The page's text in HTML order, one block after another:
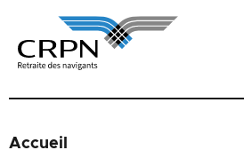
Skip
Accueil